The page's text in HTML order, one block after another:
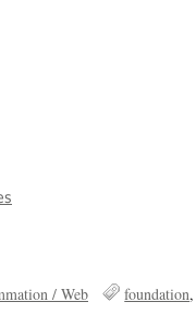
/ Web
foundation